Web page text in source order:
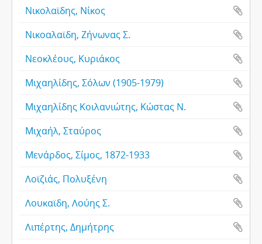
Νικολαϊδης, Νίκος
Νικοαλαϊδη, Ζήνωνας Σ.
Νεοκλέους, Κυριάκος
Μιχαηλίδης, Σόλων (1905-1979)
Μιχαηλίδης Κοιλανιώτης, Κώστας Ν.
Μιχαήλ, Σταύρος
Μενάρδος, Σίμος, 1872-1933
Λοϊζιάς, Πολυξένη
Λουκαϊδη, Λούης Σ.
Λιπέρτης, Δημήτρης